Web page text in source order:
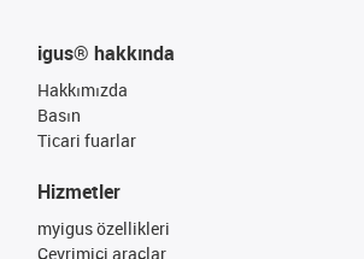
igus® hakkında
Hakkımızda
Basın
Ticari fuarlar
Hizmetler
myigus özellikleri
Çevrimiçi araçlar